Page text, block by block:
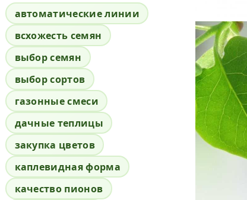
автоматические линии
всхожесть семян
выбор семян
выбор сортов
газонные смеси
дачные теплицы
закупка цветов
каплевидная форма
качество пионов